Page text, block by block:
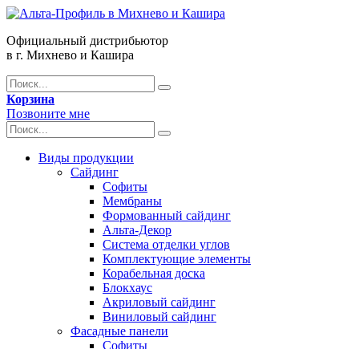
Официальный дистрибьютор
в г. Михнево и Кашира
Корзина
Позвоните мне
Виды продукции
Сайдинг
Софиты
Мембраны
Формованный сайдинг
Альта-Декор
Система отделки углов
Комплектующие элементы
Корабельная доска
Блокхаус
Акриловый сайдинг
Виниловый сайдинг
Фасадные панели
Софиты